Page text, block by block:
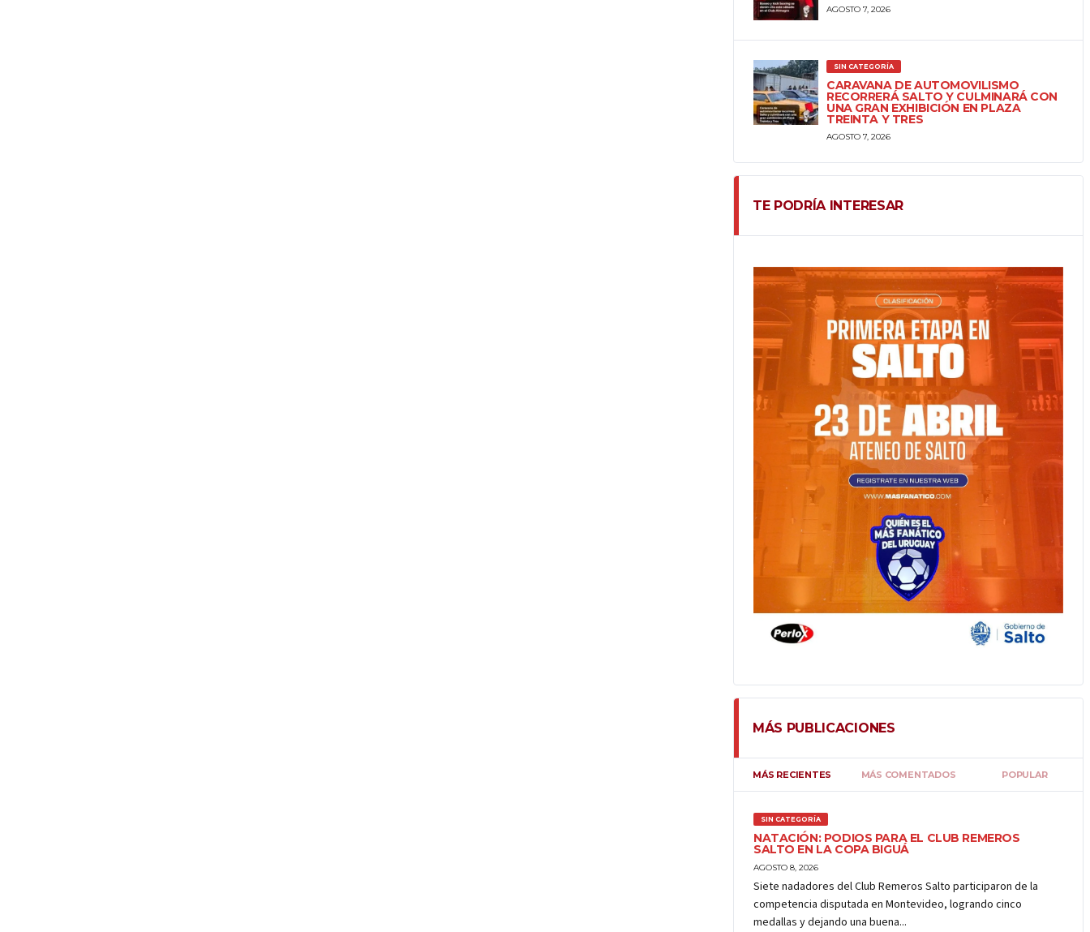
AGOSTO 7, 2026
SIN CATEGORÍA
CARAVANA DE AUTOMOVILISMO
RECORRERÁ SALTO Y CULMINARÁ CON
UNA GRAN EXHIBICIÓN EN PLAZA
TREINTA Y TRES
AGOSTO 7, 2026
TE PODRÍA INTERESAR
MÁS PUBLICACIONES
MÁS RECIENTES MÁS COMENTADOS POPULAR
SIN CATEGORÍA
NATACIÓN: PODIOS PARA EL CLUB REMEROS
SALTO EN LA COPA BIGUÁ
AGOSTO 8, 2026
Siete nadadores del Club Remeros Salto participaron de la
competencia disputada en Montevideo, logrando cinco
medallas y dejando una buena...